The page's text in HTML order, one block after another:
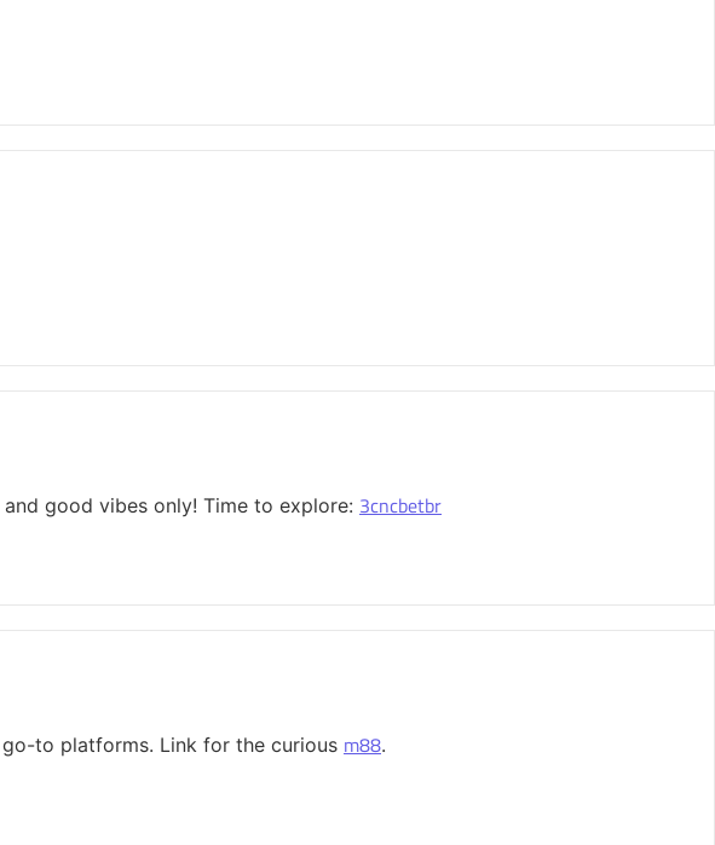
good vibes only! Time to explore: 3cncbetbr
to platforms. Link for the curious m88.